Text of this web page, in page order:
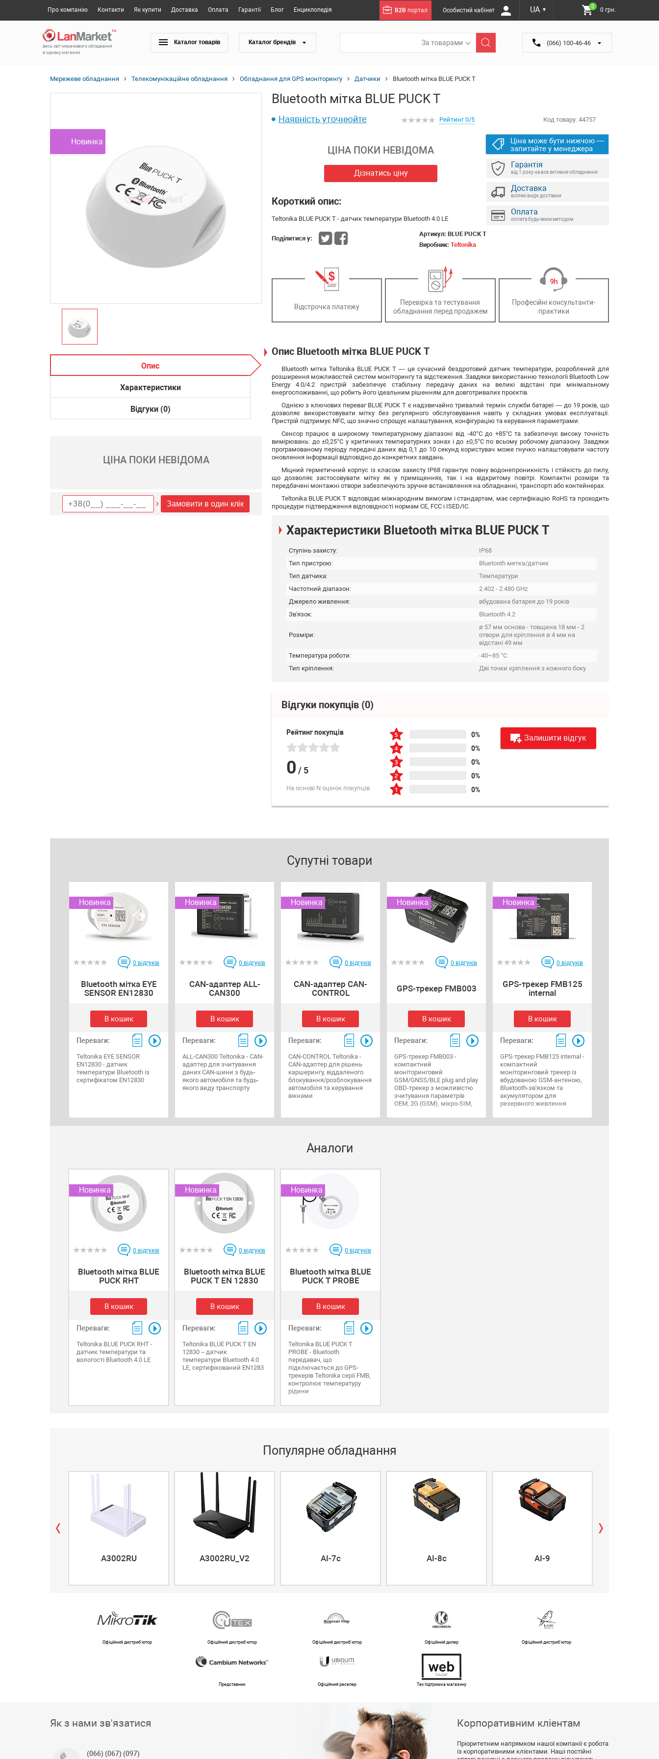
Про компанію Контакти Як купити Доставка Оплата Гарантії Блог Енциклопедія B2B портал Особистий кабінет UA ▼
0 0 грн.
весь світ мережевого обладнання
в одному магазині
Каталог товарів Каталог брендів За товарами (066) 100-46-46
Мережеве обладнання Телекомунікаційне обладнання Обладнання для GPS моніторингу Датчики Bluetooth мітка BLUE PUCK T
Новинка
Опис
Характеристики
Відгуки (0)
ЦІНА ПОКИ НЕВІДОМА
Замовити в один клік
Bluetooth мітка BLUE PUCK T
Наявність уточнюйте Код товару: 44757
Рейтинг 0/5
ЦІНА ПОКИ НЕВІДОМА
Дізнатись ціну
Ціна може бути нижчою —
запитайте у менеджера
Гарантія
від 1 року на все активне обладнання
Доставка
всілякі види доставки
Оплата
оплата будь-яким методом
Короткий опис:
Teltonika BLUE PUCK T - датчик температури Bluetooth 4.0 LE
Артикул: BLUE PUCK T
Виробник: Teltonika
Поділитися у:
Відстрочка платежу
Перевірка та тестування
обладнання перед продажем
Професійні консультанти-
практики
Опис Bluetooth мітка BLUE PUCK T
Bluetooth мітка Teltonika BLUE PUCK T — це сучасний бездротовий датчик температури, розроблений для
розширення можливостей систем моніторингу та відстеження. Завдяки використанню технології Bluetooth Low
Energy 4.0/4.2 пристрій забезпечує стабільну передачу даних на великі відстані при мінімальному
енергоспоживанні, що робить його ідеальним рішенням для довготривалих проєктів.
Однією з ключових переваг BLUE PUCK T є надзвичайно тривалий термін служби батареї — до 19 років, що
дозволяє використовувати мітку без регулярного обслуговування навіть у складних умовах експлуатації.
Пристрій підтримує NFC, що значно спрощує налаштування, конфігурацію та керування параметрами.
Сенсор працює в широкому температурному діапазоні від -40°C до +85°C та забезпечує високу точність
вимірювань: до ±0,25°C у критичних температурних зонах і до ±0,5°C по всьому робочому діапазону. Завдяки
програмованому періоду передачі даних від 0,1 до 10 секунд користувач може гнучко налаштовувати частоту
оновлення інформації відповідно до конкретних завдань.
Міцний герметичний корпус із класом захисту IP68 гарантує повну водонепроникність і стійкість до пилу,
що дозволяє застосовувати мітку як у приміщеннях, так і на відкритому повітрі. Компактні розміри та
передбачені монтажні отвори забезпечують зручне встановлення на обладнанні, транспорті або контейнерах.
Teltonika BLUE PUCK T відповідає міжнародним вимогам і стандартам, має сертифікацію RoHS та проходить
процедури підтвердження відповідності нормам CE, FCC і ISED/IC.
Характеристики Bluetooth мітка BLUE PUCK T
Ступінь захисту:
IP68
Тип пристрою:
Bluetooth метка/датчик
Тип датчика:
Температури
Частотний діапазон:
2.402 - 2.480 GHz
Джерело живлення:
вбудована батарея до 19 років
Зв'язок:
Bluetooth 4.2
Розміри:
ø 57 мм основа - товщина 18 мм - 2
отвори для кріплення ø 4 мм на
відстані 49 мм
Температура роботи:
-40~85 °C
Тип кріплення:
Дві точки кріплення з кожного боку
Відгуки покупців (0)
Рейтинг покупців
0 / 5
На основі N оцінок покупців
0%
0%
0%
0%
0%
Залишити відгук
Супутні товари
Новинка
0 відгуків
Bluetooth мітка EYE
SENSOR EN12830
В кошик
Переваги:
Teltonika EYE SENSOR
EN12830 - датчик
температури Bluetooth із
сертифікатом EN12830
Новинка
0 відгуків
CAN-адаптер ALL-
CAN300
В кошик
Переваги:
ALL-CAN300 Teltonika - CAN-
адаптер для зчитування
даних CAN-шини з будь-
якого автомобіля та будь-
якого виду транспорту
Новинка
0 відгуків
CAN-адаптер CAN-
CONTROL
В кошик
Переваги:
CAN-CONTROL Teltonika -
CAN-адаптер для рішень
каршерингу, віддаленого
блокування/розблокування
автомобіля та керування
вікнами
Новинка
0 відгуків
GPS-трекер FMB003
В кошик
Переваги:
GPS-трекер FMB003 -
компактний
моніторинговий
GSM/GNSS/BLE plug and play
OBD-трекер з можливістю
зчитування параметрів
OEM, 2G (GSM), мікро-SIM,
зчитування параметрів OBD
Новинка
0 відгуків
GPS-трекер FMB125
internal
В кошик
Переваги:
GPS-трекер FMB125 internal -
компактний
моніторинговий трекер із
вбудованою GSM-антеною,
Bluetooth-зв'язком та
акумулятором для
резервного живлення
Аналоги
Новинка
0 відгуків
Bluetooth мітка BLUE
PUCK RHT
В кошик
Переваги:
Teltonika BLUE PUCK RHT -
датчик температури та
вологості Bluetooth 4.0 LE
Новинка
0 відгуків
Bluetooth мітка BLUE
PUCK T EN 12830
В кошик
Переваги:
Teltonika BLUE PUCK T EN
12830 – датчик
температури Bluetooth 4.0
LE, сертифікований EN1283
Новинка
0 відгуків
Bluetooth мітка BLUE
PUCK T PROBE
В кошик
Переваги:
Teltonika BLUE PUCK T
PROBE - Bluetooth
передавач, що
підключається до GPS-
трекерів Teltonika серії FMB,
контролює температуру
рідини
Популярне обладнання
A3002RU A3002RU_V2 AI-7c AI-8c AI-9
Офіційний дистриб'ютор Офіційний дистриб'ютор Офіційний дистриб'ютор Офіційний дилер Офіційний дистриб'ютор
Представник Офіційний реселер Тех підтримка магазину
Як з нами зв'язатися
(066) (067) (097)
Корпоративним кліентам
Пріоритетним напрямком нашої компанії є робота
із корпоративними клієнтами. Наші постійні